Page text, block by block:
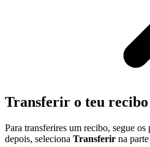
Transferir o teu recibo
Para transferires um recibo, segue os
depois, seleciona Transferir na